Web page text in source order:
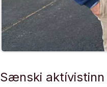
Sænski